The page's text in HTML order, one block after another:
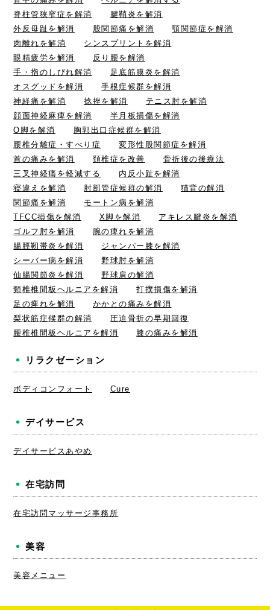
脊柱管狭窄症を解消
腱鞘炎を解消
外反母趾を解消
股関節痛を解消
顎関節症を解消
肉離れを解消
シンスプリントを解消
眼精疲労を解消
反り腰を解消
手・指のしびれ解消
足底筋膜炎を解消
オスグッドを解消
手根症候群を解消
神経痛を解消
捻挫を解消
テニス肘を解消
顔面神経麻痺を解消
半月板損傷を解消
O脚を解消
胸郭出口症候群を解消
腰椎分離症・すべり症
変形性股関節症を解消
首の痛みを解消
頚椎症を改善
骨折後の後療法
三叉神経痛を軽減する
内反小趾を解消
寝違えを解消
肘部管症候群の解消
猫背の解消
関節痛を解消
モートン病を解消
TFCC損傷を解消
X脚を解消
アキレス腱炎を解消
ゴルフ肘を解消
腕の痺れを解消
腸脛靭帯炎を解消
ジャンパー膝を解消
シーバー病を解消
野球肘を解消
仙腸関節炎を解消
野球肩の解消
頸椎椎間板ヘルニアを解消
打撲損傷を解消
足の痺れを解消
かかとの痛みを解消
梨状筋症候群の解消
圧迫骨折の早期回復
腰椎椎間板ヘルニアを解消
膝の痛みを解消
リラクゼーション
ボディコンフォート Cure
デイサービス
デイサービスあやめ
在宅訪問
在宅訪問マッサージ事務所
美容
美容メニュー